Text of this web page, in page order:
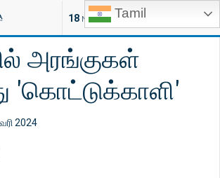
Tamil
18 NEW ARTICLES
திரைப்படவிழாக்கள்
அரங்குகள்
'கொட்டுக்காளி'
2024